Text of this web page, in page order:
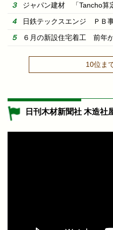
ジャパン建材 「Tancho算
日鉄テックスエンジ ＰＢ
６月の新設住宅着工 前年
10位ま
日刊木材新聞社 木造社